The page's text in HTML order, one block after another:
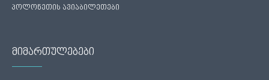
პოლონეთის ავიაბილეთები
მიმართულებები